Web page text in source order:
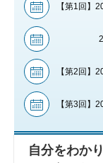
【第1回】
2017年
【第2回】
【第3回】
自分をわか